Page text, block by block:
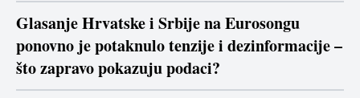
Glasanje Hrvatske i Srbije na Eurosongu
ponovno je potaknulo tenzije i dezinformacije –
što zapravo pokazuju podaci?